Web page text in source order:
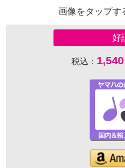
画像をタップす
好
税込： 1,540